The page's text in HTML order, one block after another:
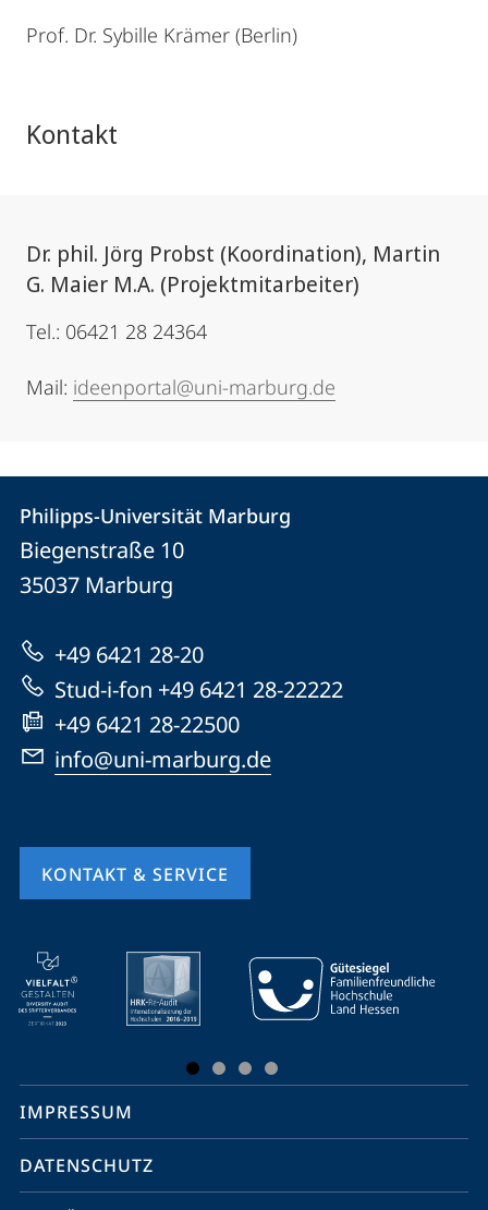
Prof. Dr. Sybille Krämer (Berlin)
Kontakt
Dr. phil. Jörg Probst (Koordination), Martin
G. Maier M.A. (Projektmitarbeiter)
Tel.: 06421 28 24364
Mail: ideenportal@uni-marburg.de
Kontakt
und
Informationen
zur
Website
Philipps-
Universität
Marburg
Philipps-Universität Marburg
Biegenstraße 10
35037 Marburg
+49 6421 28-20
Stud-i-fon +49 6421 28-22222
+49 6421 28-22500
info@uni-marburg.de
KONTAKT & SERVICE
Mobile-
Service-
Navigation
Social
Media
Kontakte
IMPRESSUM
DATENSCHUTZ